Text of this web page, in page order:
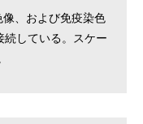
、および免疫染色
続している。スケー